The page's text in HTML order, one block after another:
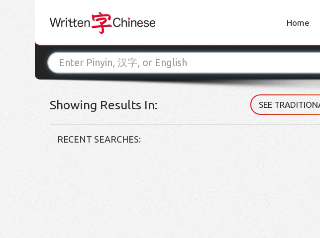
Home
Showing Results In: SEE
RECENT SEARCHES: